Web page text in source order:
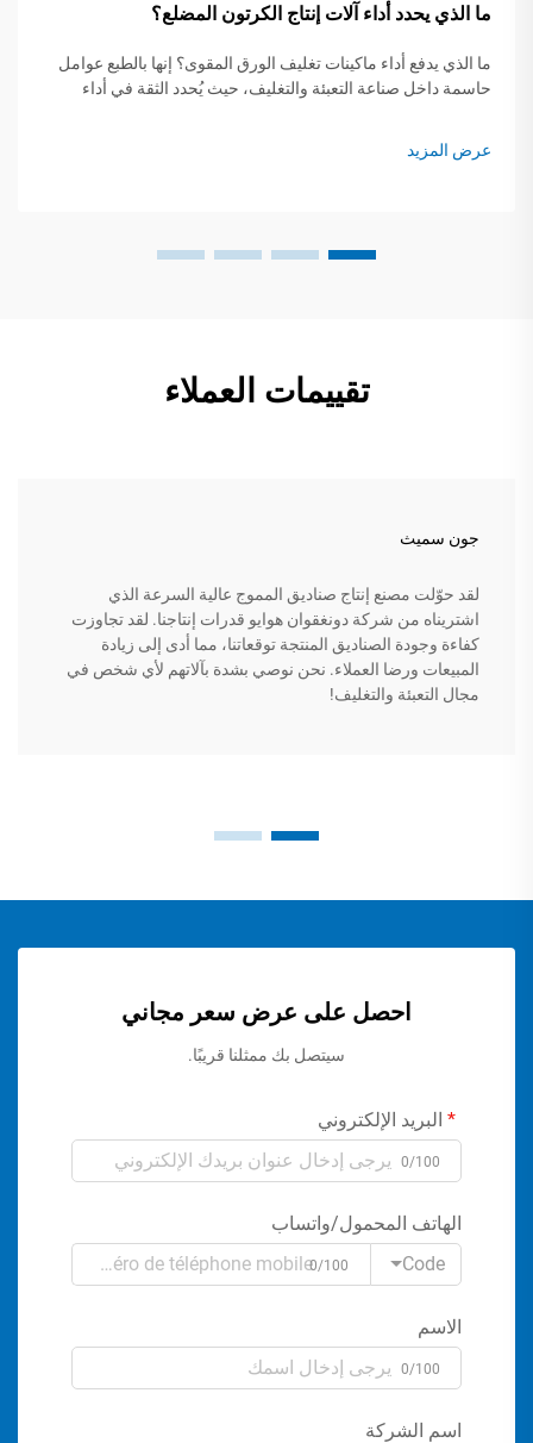
ما الذي يحدد أداء آلات إنتاج الكرتون المضلع؟
ما الذي يدفع أداء ماكينات تغليف الورق المقوى؟ إنها بالطبع عوامل
حاسمة داخل صناعة التعبئة والتغليف، حيث يُحدد الثقة في أداء
عرض المزيد
تقييمات العملاء
جون سميث
لقد حوّلت مصنع إنتاج صناديق المموج عالية السرعة الذي
اشتريناه من شركة دونغقوان هوايو قدرات إنتاجنا. لقد تجاوزت
كفاءة وجودة الصناديق المنتجة توقعاتنا، مما أدى إلى زيادة
المبيعات ورضا العملاء. نحن نوصي بشدة بآلاتهم لأي شخص في
مجال التعبئة والتغليف!
احصل على عرض سعر مجاني
سيتصل بك ممثلنا قريبًا.
البريد الإلكتروني
0/100
الهاتف المحمول/واتساب
Code
0/100
الاسم
0/100
اسم الشركة